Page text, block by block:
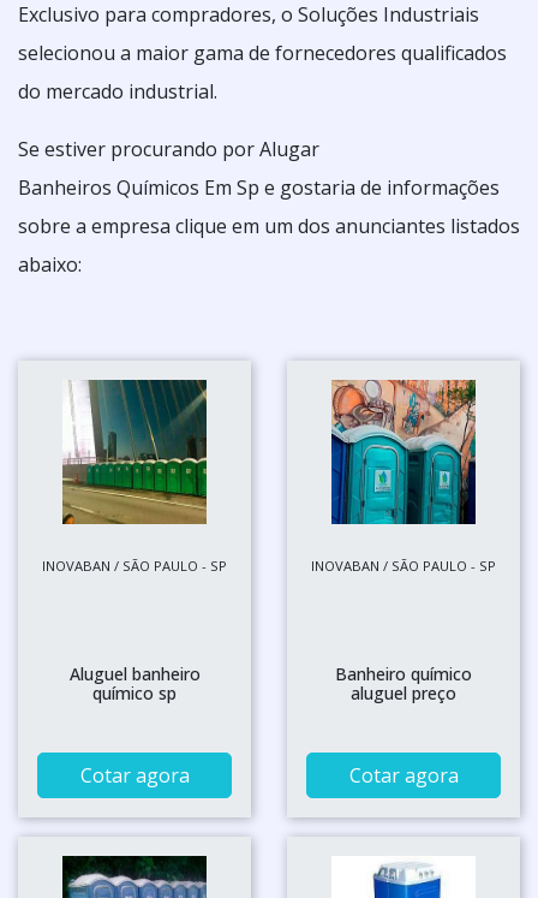
Exclusivo para compradores, o Soluções Industriais
selecionou a maior gama de fornecedores qualificados
do mercado industrial.
Se estiver procurando por Alugar
Banheiros Químicos Em Sp e gostaria de informações
sobre a empresa clique em um dos anunciantes listados
abaixo:
INOVABAN / SÃO PAULO - SP
Aluguel banheiro
químico sp
Cotar agora
INOVABAN / SÃO PAULO - SP
Banheiro químico
aluguel preço
Cotar agora